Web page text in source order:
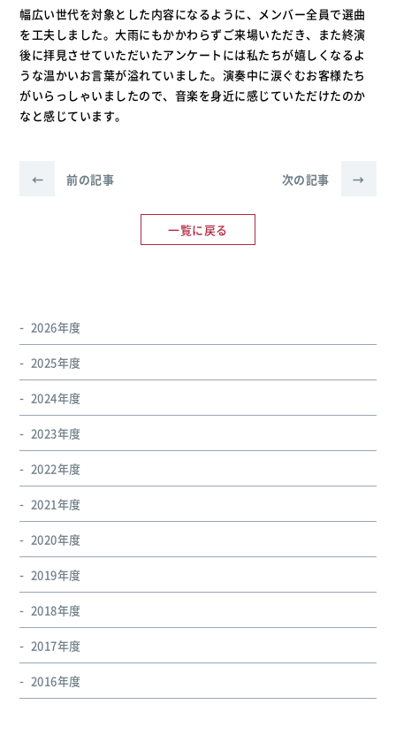
幅広い世代を対象とした内容になるように、メンバー全員で選曲
を工夫しました。大雨にもかかわらずご来場いただき、また終演
後に拝見させていただいたアンケートには私たちが嬉しくなるよ
うな温かいお言葉が溢れていました。演奏中に涙ぐむお客様たち
がいらっしゃいましたので、音楽を身近に感じていただけたのか
なと感じています。
← 前の記事
一覧に戻る
次の記事 →
2026年度
2025年度
2024年度
2023年度
2022年度
2021年度
2020年度
2019年度
2018年度
2017年度
2016年度